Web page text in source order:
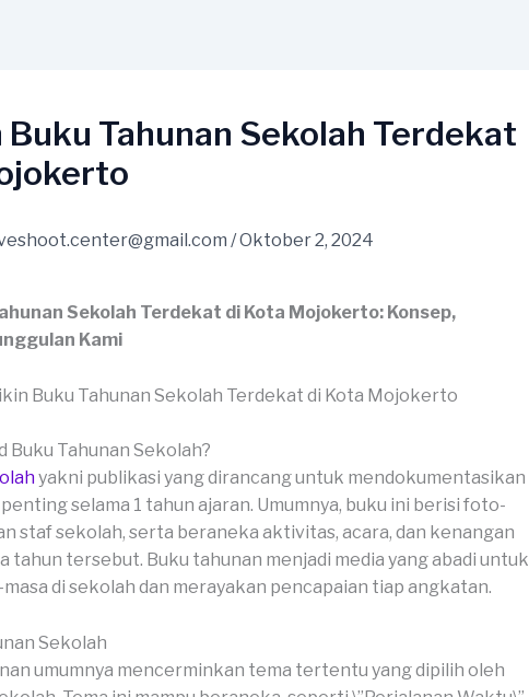
Buku Tahunan Sekolah Terdekat
/Oktober 2, 2024
Sekolah Terdekat di Kota Mojokerto: Konsep,
Kami
Buku Tahunan Sekolah?
yakni publikasi yang dirancang untuk mendokumentasikan
selama 1 tahun ajaran. Umumnya, buku ini berisi foto-
staf sekolah, serta beraneka aktivitas, acara, dan kenangan
tahun tersebut. Buku tahunan menjadi media yang abadi untuk
di sekolah dan merayakan pencapaian tiap angkatan.
Sekolah
umumnya mencerminkan tema tertentu yang dipilih oleh